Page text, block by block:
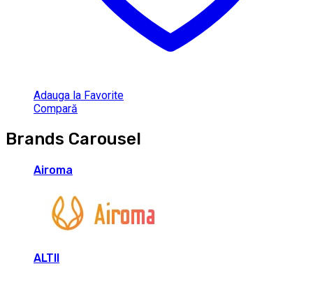
Adauga la Favorite
Compară
Brands Carousel
Airoma
ALTII